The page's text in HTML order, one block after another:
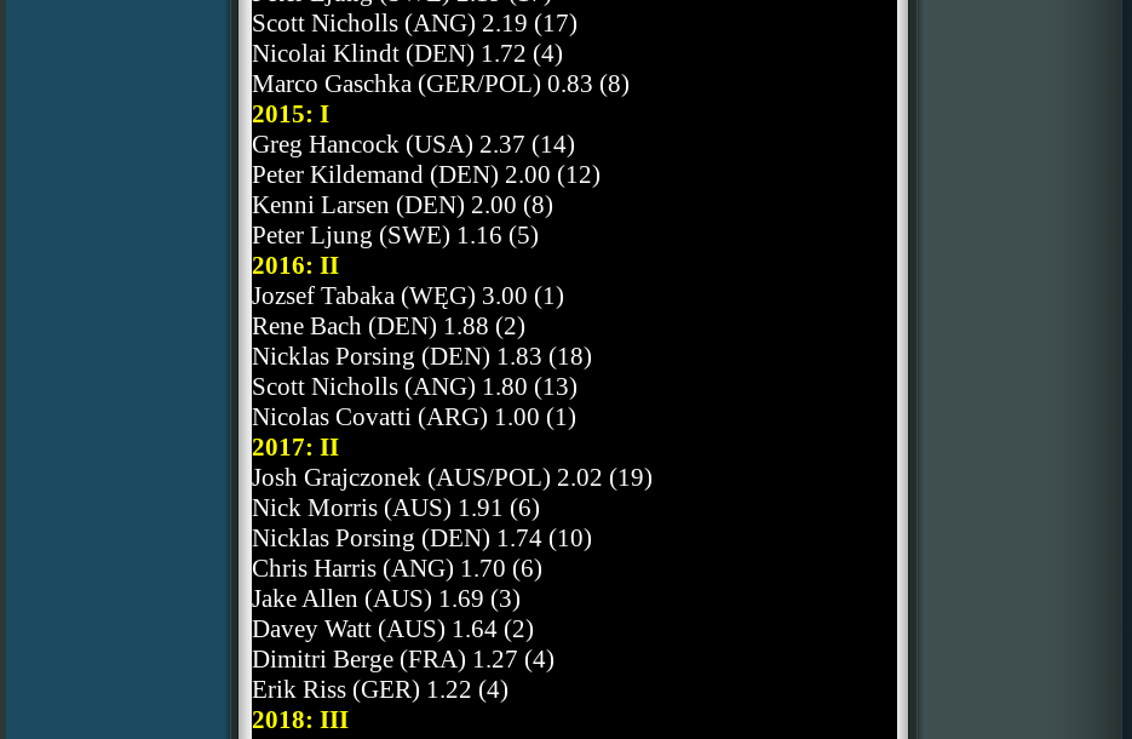
Scott Nicholls (ANG) 2.19 (17)
Nicolai Klindt (DEN) 1.72 (4)
Marco Gaschka (GER/POL) 0.83 (8)
2015: I
Greg Hancock (USA) 2.37 (14)
Peter Kildemand (DEN) 2.00 (12)
Kenni Larsen (DEN) 2.00 (8)
Peter Ljung (SWE) 1.16 (5)
2016: II
Jozsef Tabaka (WĘG) 3.00 (1)
Rene Bach (DEN) 1.88 (2)
Nicklas Porsing (DEN) 1.83 (18)
Scott Nicholls (ANG) 1.80 (13)
Nicolas Covatti (ARG) 1.00 (1)
2017: II
Josh Grajczonek (AUS/POL) 2.02 (19)
Nick Morris (AUS) 1.91 (6)
Nicklas Porsing (DEN) 1.74 (10)
Chris Harris (ANG) 1.70 (6)
Jake Allen (AUS) 1.69 (3)
Davey Watt (AUS) 1.64 (2)
Dimitri Berge (FRA) 1.27 (4)
Erik Riss (GER) 1.22 (4)
2018: III